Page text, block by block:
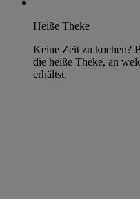
Heiße Theke
Keine Zeit zu kochen?
die heiße Theke, an
erhältst.